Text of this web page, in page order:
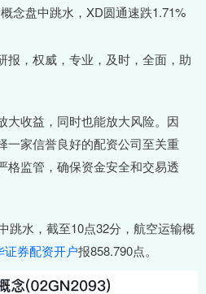
，权威，专业，及时，全面，助
大收益，同时也能放大风险。因
一家信誉良好的配资公司至关重
格监管，确保资金安全和交易透
跳水，截至10点32分，航空运输概
证券配资开户报858.790点。